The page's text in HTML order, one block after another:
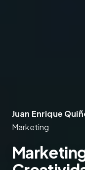
Juan Enrique
Marketing